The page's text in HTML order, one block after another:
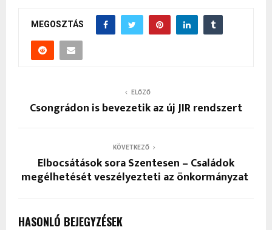
MEGOSZTÁS
ELŐZŐ
Csongrádon is bevezetik az új JIR rendszert
KÖVETKEZŐ
Elbocsátások sora Szentesen – Családok
megélhetését veszélyezteti az önkormányzat
HASONLÓ BEJEGYZÉSEK